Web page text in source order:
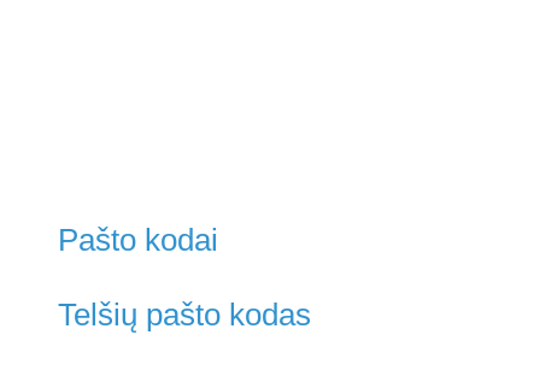
Pašto kodai
Telšių pašto kodas